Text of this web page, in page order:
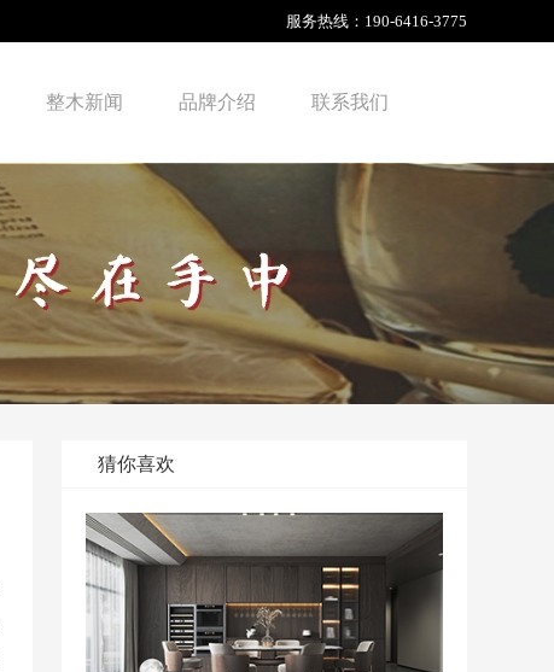
服务热线： 190-6416-3775
整木新闻 品牌介绍 联系我们
猜你喜欢